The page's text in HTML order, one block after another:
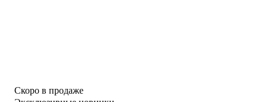
Скоро в продаже